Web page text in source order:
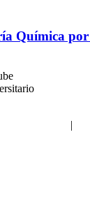
Química
|